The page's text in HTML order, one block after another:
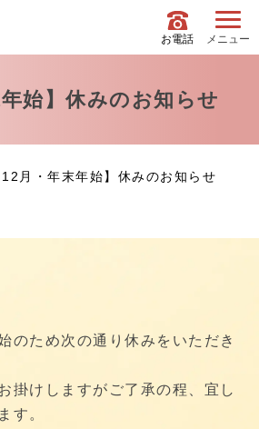
お電話 メニュー
年始】休みのお知らせ
12月・年末年始】休みのお知らせ
のため次の通り休みをいただき
掛けしますがご了承の程、宜し
す。